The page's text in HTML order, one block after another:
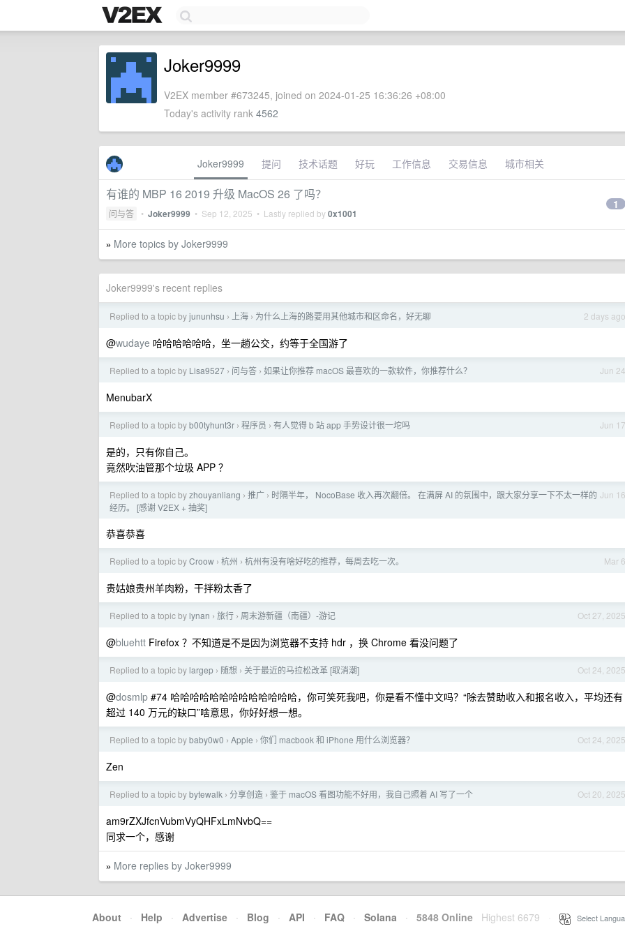
Joker9999
V2EX member #673245, joined on 2024-01-25 16:36:26 +08:00
Today's activity rank 4562
Joker9999 提问 技术话题 好玩 工作信息 交易信息 城市相关
有谁的 MBP 16 2019 升级 MacOS 26 了吗？
问与答 • Joker9999 • Sep 12, 2025 • Lastly replied by0x1001
1
» More topics by Joker9999
Joker9999's recent replies
2 days ago
Replied to a topic byjununhsu › 上海 › 为什么上海的路要用其他城市和区命名，好无聊
@wudaye 哈哈哈哈哈哈，坐一趟公交，约等于全国游了
Jun 24
Replied to a topic by Lisa9527 › 问与答 › 如果让你推荐 macOS 最喜欢的一款软件，你推荐什么？
MenubarX
Jun 17
Replied to a topic byb00tyhunt3r › 程序员 › 有人觉得 b 站 app 手势设计很一坨吗
是的，只有你自己。
竟然吹油管那个垃圾 APP ？
Jun 16
Replied to a topic byzhouyanliang › 推广 › 时隔半年， NocoBase 收入再次翻倍。 在满屏 AI 的氛围中，跟大家分享一下不太一样的
经历。 [感谢 V2EX + 抽奖]
恭喜恭喜
Mar 6
Replied to a topic byCroow › 杭州 › 杭州有没有啥好吃的推荐，每周去吃一次。
贵姑娘贵州羊肉粉，干拌粉太香了
Oct 27, 2025
Replied to a topic by lynan › 旅行 › 周末游新疆（南疆）-游记
@bluehtt Firefox ？不知道是不是因为浏览器不支持 hdr ，换 Chrome 看没问题了
Oct 24, 2025
Replied to a topic by largep › 随想 › 关于最近的马拉松改革 [取消潮]
@dosmlp #74 哈哈哈哈哈哈哈哈哈哈哈哈哈，你可笑死我吧，你是看不懂中文吗？“除去赞助收入和报名收入，平均还有
超过 140 万元的缺口”啥意思，你好好想一想。
Oct 24, 2025
Replied to a topic bybaby0w0 › Apple › 你们 macbook 和 iPhone 用什么浏览器？
Zen
Oct 20, 2025
Replied to a topic bybytewalk › 分享创造 › 鉴于 macOS 看图功能不好用，我自己照着 AI 写了一个
am9rZXJfcnVubmVyQHFxLmNvbQ==
同求一个，感谢
» More replies by Joker9999
About · Help · Advertise · Blog · API · FAQ · Solana · 5848 Online Highest 6679 Select